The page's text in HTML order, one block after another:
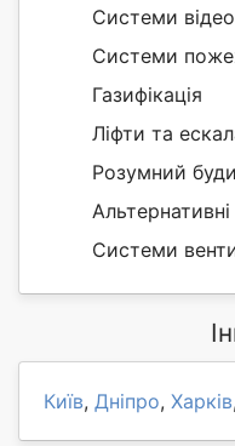
Системи
Системи
Газифікація
Ліфти та
Розумний
Системи
Київ, Дніпро, Харків,